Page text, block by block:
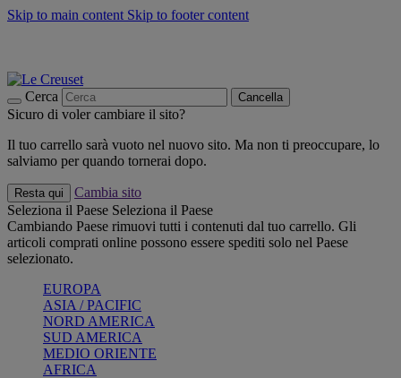
Skip to main content Skip to footer content
Cerca Cancella
Sicuro di voler cambiare il sito?
Il tuo carrello sarà vuoto nel nuovo sito. Ma non ti preoccupare, lo
salviamo per quando tornerai dopo.
Resta qui
Cambia sito
Seleziona il Paese Seleziona il Paese
Cambiando Paese rimuovi tutti i contenuti dal tuo carrello. Gli
articoli comprati online possono essere spediti solo nel Paese
selezionato.
EUROPA
ASIA / PACIFIC
NORD AMERICA
SUD AMERICA
MEDIO ORIENTE
AFRICA